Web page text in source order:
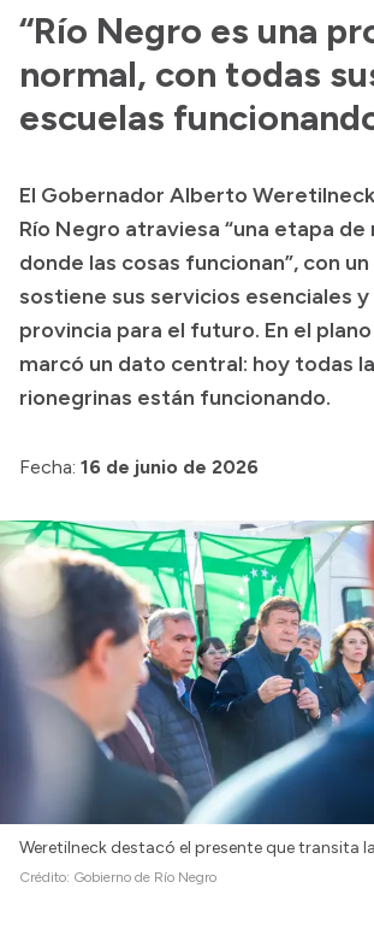
Archivo de noticias
Transparencia
Boletín Oficial
Compras y licitaciones
Consulta de expedientes
Consulta de pago a proveedores
Convocatorias
Intranet
“Río Negro es una
normal, con todas
escuelas
El Gobernador Alberto
Río Negro atraviesa “una etapa de
donde las cosas funcionan”, con
sostiene sus servicios esenciales y
provincia para el futuro. En el
marcó un dato central: hoy todas
rionegrinas están funcionando.
Fecha: 16 de junio de 2026
Weretilneck destacó el presente que transita
Crédito: Gobierno de Río Negro